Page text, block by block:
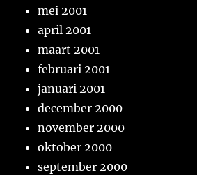
mei 2001
april 2001
maart 2001
februari 2001
januari 2001
december 2000
november 2000
oktober 2000
september 2000